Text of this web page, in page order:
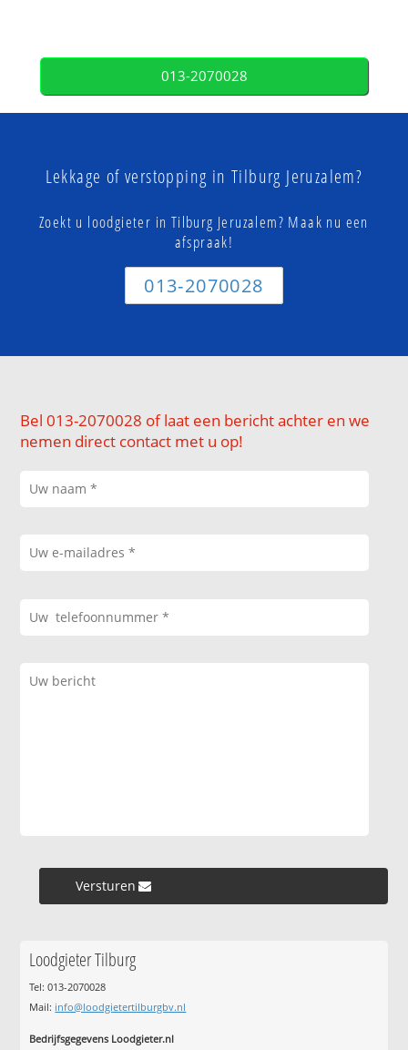
013-2070028
Lekkage of verstopping in Tilburg Jeruzalem?
Zoekt u loodgieter in Tilburg Jeruzalem? Maak nu een
afspraak!
013-2070028
Bel 013-2070028 of laat een bericht achter en we
nemen direct contact met u op!
Versturen »
Loodgieter Tilburg
Tel: 013-2070028
Mail: info@loodgietertilburgbv.nl
Bedrijfsgegevens Loodgieter.nl